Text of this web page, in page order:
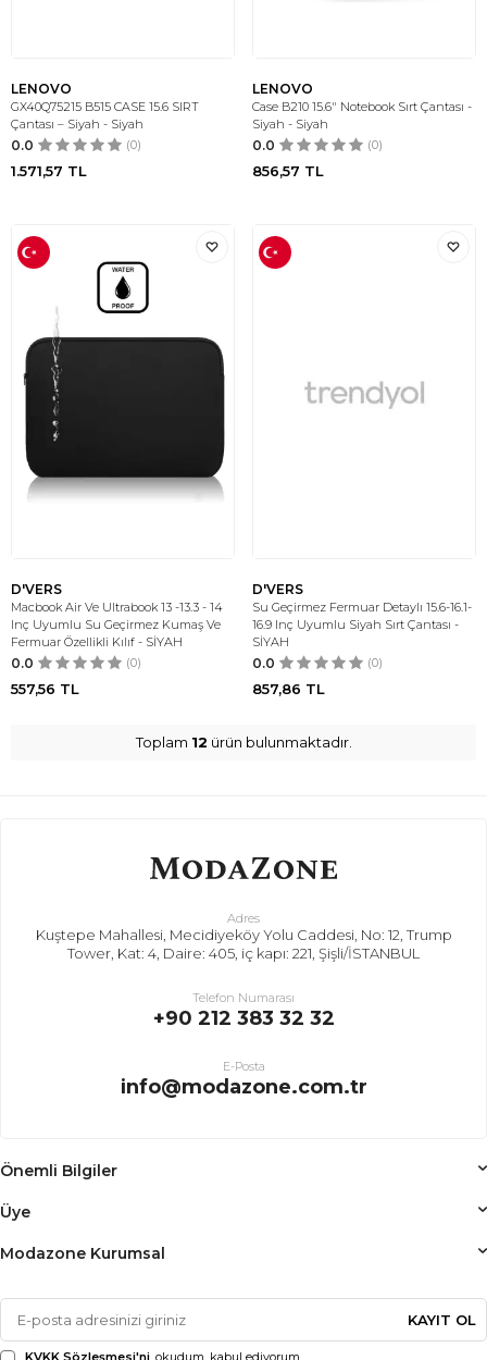
LENOVO
GX40Q75215 B515 CASE 15.6 SIRT
Çantası – Siyah - Siyah
0.0 (0)
1.571,57 TL
LENOVO
Case B210 15.6" Notebook Sırt Çantası -
Siyah - Siyah
0.0 (0)
856,57 TL
D'VERS
Macbook Air Ve Ultrabook 13 -13.3 - 14
Inç Uyumlu Su Geçirmez Kumaş Ve
Fermuar Özellikli Kılıf - SİYAH
0.0 (0)
557,56 TL
D'VERS
Su Geçirmez Fermuar Detaylı 15.6-16.1-
16.9 Inç Uyumlu Siyah Sırt Çantası -
SİYAH
0.0 (0)
857,86 TL
Toplam 12 ürün bulunmaktadır.
Adres
Kuştepe Mahallesi, Mecidiyeköy Yolu Caddesi, No: 12, Trump
Tower, Kat: 4, Daire: 405, iç kapı: 221, Şişli/İSTANBUL
Telefon Numarası
+90 212 383 32 32
E-Posta
info@modazone.com.tr
Önemli Bilgiler
Üye
Modazone Kurumsal
KAYIT OL
KVKK Sözleşmesi'ni , okudum, kabul ediyorum.